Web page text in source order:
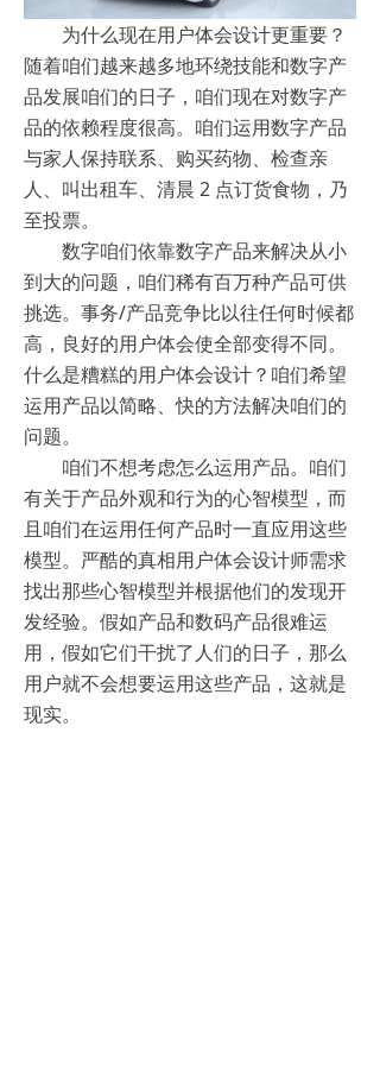
为什么现在用户体会设计更重要？
随着咱们越来越多地环绕技能和数字产
品发展咱们的日子，咱们现在对数字产
品的依赖程度很高。咱们运用数字产品
与家人保持联系、购买药物、检查亲
人、叫出租车、清晨 2 点订货食物，乃
至投票。
数字咱们依靠数字产品来解决从小
到大的问题，咱们稀有百万种产品可供
挑选。事务/产品竞争比以往任何时候都
高，良好的用户体会使全部变得不同。
什么是糟糕的用户体会设计？咱们希望
运用产品以简略、快的方法解决咱们的
问题。
咱们不想考虑怎么运用产品。咱们
有关于产品外观和行为的心智模型，而
且咱们在运用任何产品时一直应用这些
模型。严酷的真相用户体会设计师需求
找出那些心智模型并根据他们的发现开
发经验。假如产品和数码产品很难运
用，假如它们干扰了人们的日子，那么
用户就不会想要运用这些产品，这就是
现实。